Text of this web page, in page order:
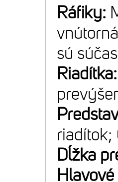
Ráfiky:
sú
riadítok;
Dĺžka